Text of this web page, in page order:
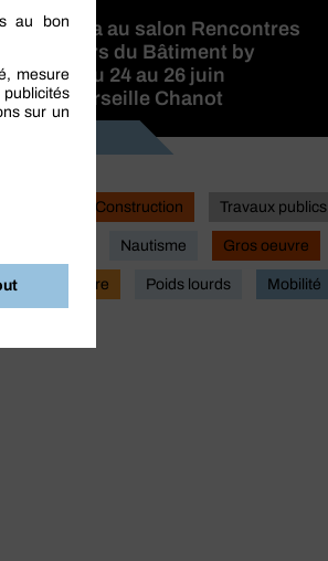
participera au salon Rencontres
des Métiers du Bâtiment by
CAPEB, du 24 au 26 juin
2026 à Marseille Chanot
Construction Travaux publics
Nautisme Gros oeuvre
Second oeuvre Poids lourds Mobilité